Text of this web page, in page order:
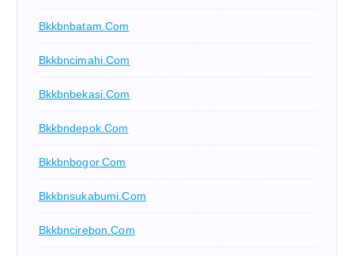
Bkkbnbatam.com
Bkkbncimahi.com
Bkkbnbekasi.com
Bkkbndepok.com
Bkkbnbogor.com
Bkkbnsukabumi.com
Bkkbncirebon.com